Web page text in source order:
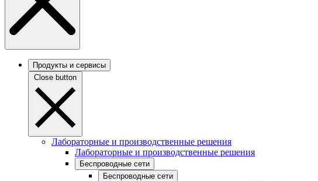
Продукты и сервисы
Close button
Лабораторные и производственные решения
Лабораторные и производственные решения
Беспроводные сети
Беспроводные сети